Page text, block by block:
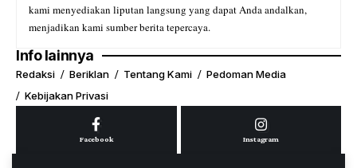
kami menyediakan liputan langsung yang dapat Anda andalkan,
menjadikan kami sumber berita tepercaya.
Info lainnya
Redaksi Beriklan Tentang Kami
Pedoman Media
Kebijakan Privasi
Facebook Instagram